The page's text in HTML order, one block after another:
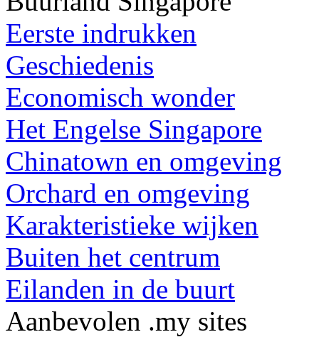
Eerste indrukken
Geschiedenis
Economisch wonder
Het Engelse Singapore
Chinatown en omgeving
Orchard en omgeving
Karakteristieke wijken
Buiten het centrum
Eilanden in de buurt
Aanbevolen .my sites